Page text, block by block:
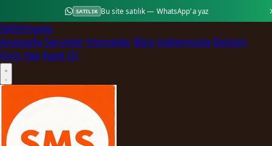
SATILIK Bu site satılık — WhatsApp'a yaz
SMSOnayla
Anasayfa Servisler Hizmetler Blog Hakkımızda İletişim
Giriş Yap Kayıt Ol